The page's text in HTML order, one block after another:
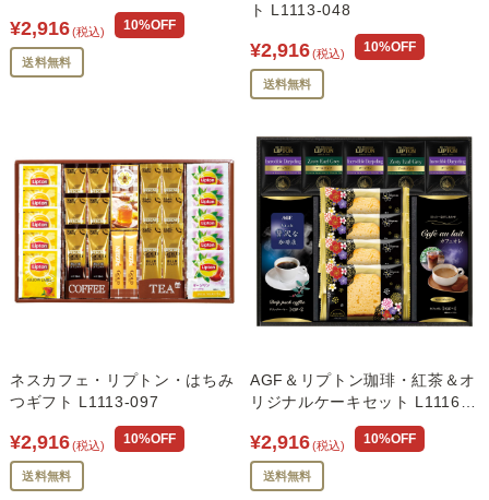
¥2,916(税込) 10%OFF
送料無料
ト L1113-048
¥2,916(税込) 10%OFF
送料無料
ネスカフェ・リプトン・はちみ
つギフト L1113-097
¥2,916(税込) 10%OFF
送料無料
AGF＆リプトン珈琲・紅茶＆オ
リジナルケーキセット L1116-
¥2,916(税込) 10%OFF
送料無料